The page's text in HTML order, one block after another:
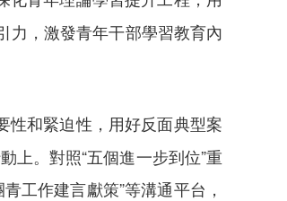
力，激發青年干部學習教育內
性和緊迫性，用好反面典型案
上。對照“五個進一步到位”重
工作建言獻策”等溝通平台，